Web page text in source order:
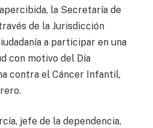
la Secretaría de
de la Jurisdicción
a participar en una
con motivo del Día
contra el Cáncer Infantil,
jefe de la dependencia,